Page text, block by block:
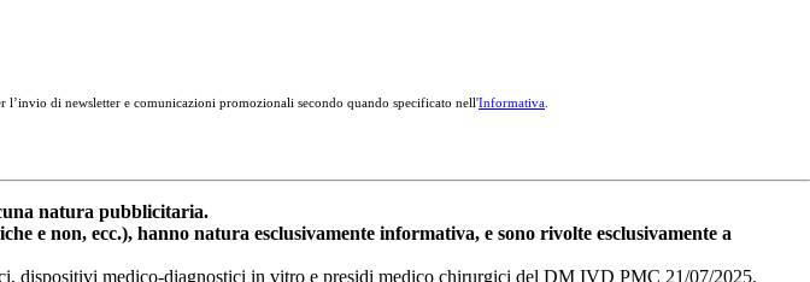
di newsletter e comunicazioni promozionali secondo quando specificato nell'Informativa
natura pubblicitaria.
e non, ecc.), hanno natura esclusivamente informativa, e sono rivolte esclusivamente a
dispositivi medico-diagnostici in vitro e presidi medico chirurgici del DM IVD PMC 21/07/2025.